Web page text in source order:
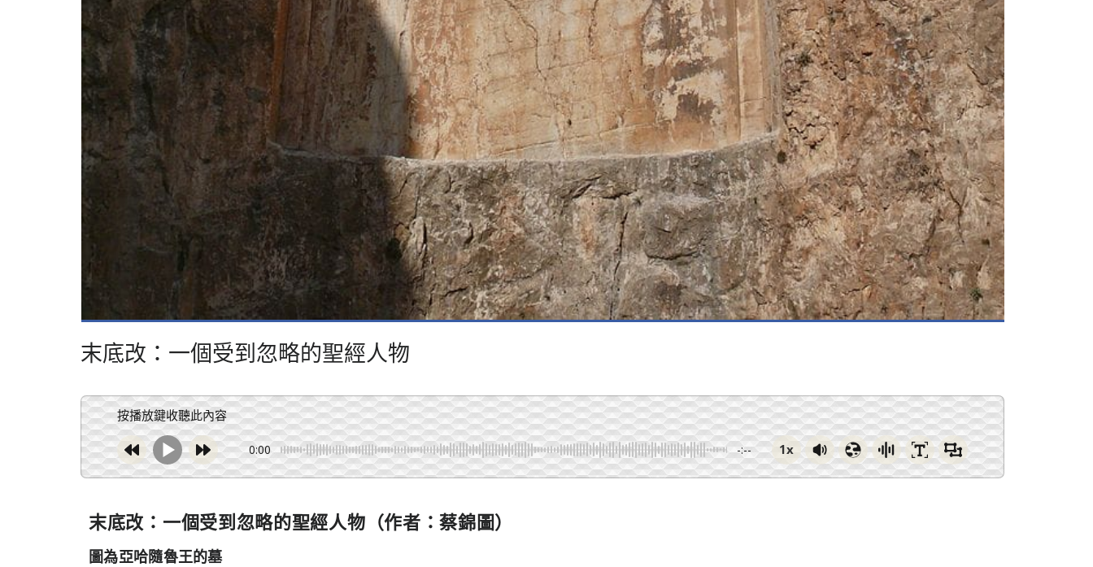
末底改：一個受到忽略的聖經人物
按播放鍵收聽此內容
0:00 -:-- 1x
末底改：一個受到忽略的聖經人物 （作者：蔡錦圖）
圖為亞哈隨魯王的墓